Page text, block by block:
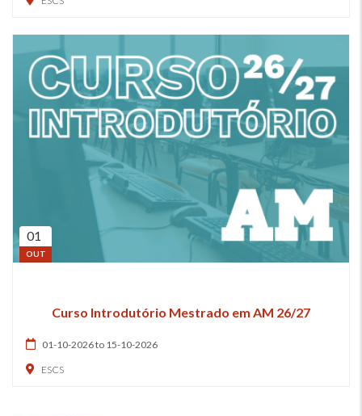
01
OUT
Curso Introdutório Mestrado em AM 26/27
01-10-2026 to 15-10-2026
ESCS